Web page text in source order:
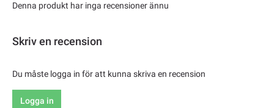
Denna produkt har inga recensioner ännu
Skriv en recension
Du måste logga in för att kunna skriva en recension
Logga in